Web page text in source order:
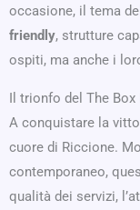
occasione, il tema
friendly, strutture
ospiti, ma anche i
Il trionfo del The Box
A conquistare la
cuore di Riccione.
contemporaneo,
qualità dei servizi,